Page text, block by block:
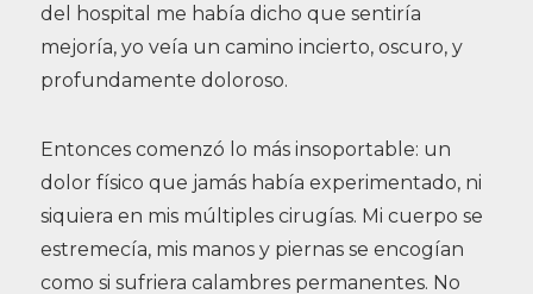
del hospital me había dicho que sentiría
mejoría, yo veía un camino incierto, oscuro, y
profundamente doloroso.
Entonces comenzó lo más insoportable: un
dolor físico que jamás había experimentado, ni
siquiera en mis múltiples cirugías. Mi cuerpo se
estremecía, mis manos y piernas se encogían
como si sufriera calambres permanentes. No